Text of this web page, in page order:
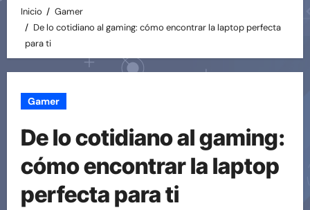
Inicio
Gamer
De lo cotidiano al gaming: cómo encontrar la laptop perfecta
para ti
Gamer
De lo cotidiano al gaming:
cómo encontrar la laptop
perfecta para ti